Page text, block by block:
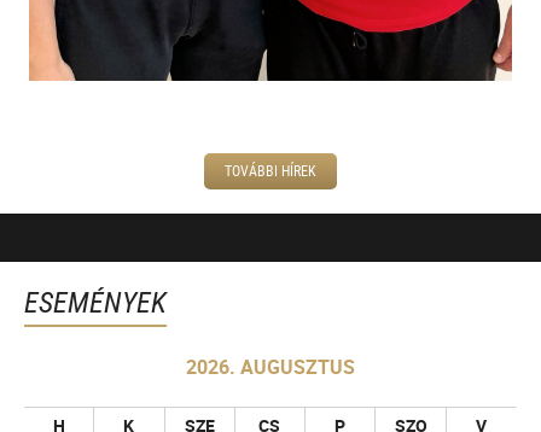
TOVÁBBI HÍREK
ESEMÉNYEK
2026. AUGUSZTUS
H K SZE CS P SZO V